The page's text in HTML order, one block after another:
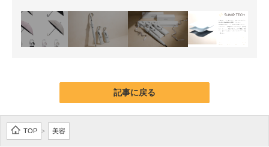
記事に戻る
TOP > 美容